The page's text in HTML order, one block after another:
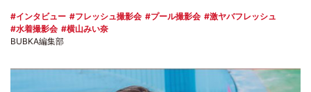
インタビュー フレッシュ撮影会 プール撮影会
激ヤバフレッシュ
水着撮影会
横山みい奈
BUBKA編集部